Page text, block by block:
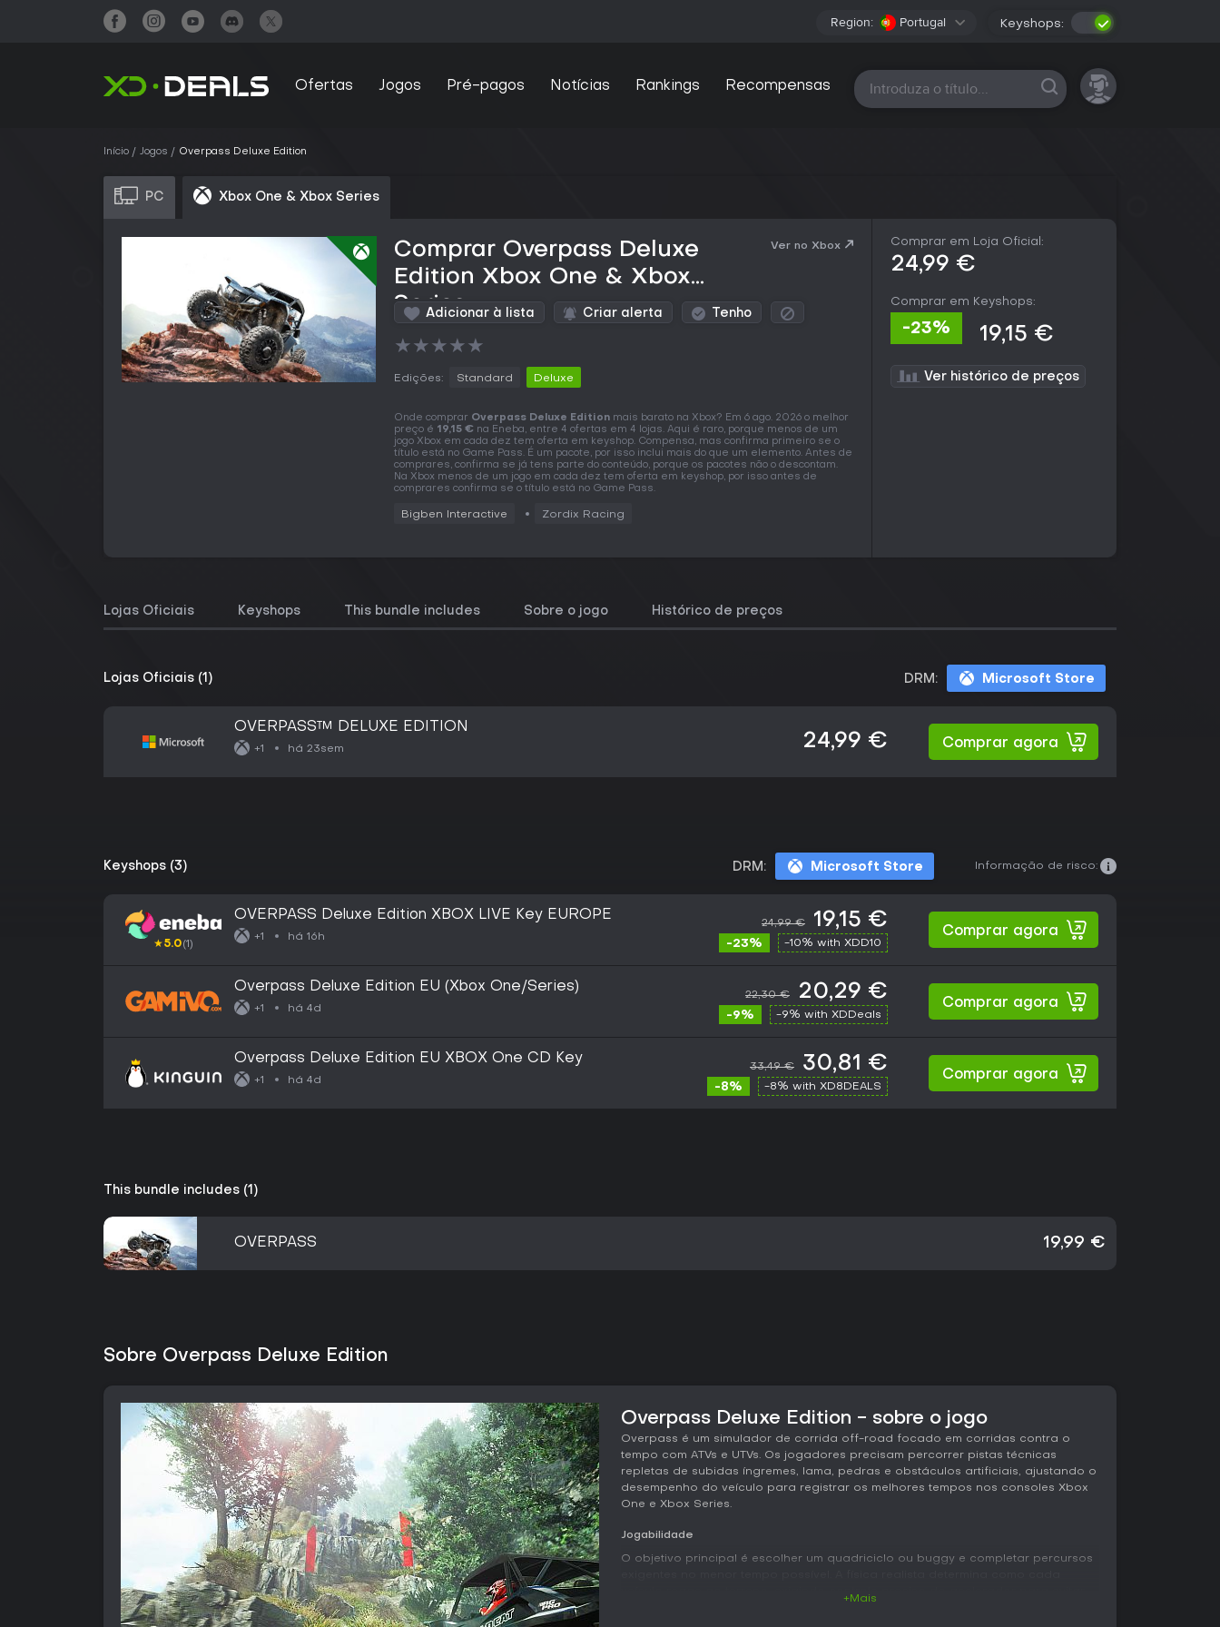
Region: Portugal Keyshops:
Ofertas Jogos Pré-pagos Notícias Rankings Recompensas Todas as plataformas
Início Jogos Overpass Deluxe Edition
PC Xbox One & Xbox Series
Comprar Overpass Deluxe
Edition Xbox One & Xbox
Series
Ver no Xbox
Adicionar à lista Criar alerta Tenho
★★★★★
Edições: Standard Deluxe
Onde comprar Overpass Deluxe Edition mais barato na Xbox? Em 6 ago. 2026 o melhor
preço é 19,15 € na Eneba, entre 4 ofertas em 4 lojas. Aqui é raro, porque menos de um
jogo Xbox em cada dez tem oferta em keyshop. Compensa, mas confirma primeiro se o
título está no Game Pass. É um pacote, por isso inclui mais do que um elemento. Antes de
comprares, confirma se já tens parte do conteúdo, porque os pacotes não o descontam.
Na Xbox menos de um jogo em cada dez tem oferta em keyshop, por isso antes de
comprares confirma se o título está no Game Pass.
Bigben Interactive Zordix Racing
Comprar em Loja Oficial:
24,99 €
Comprar em Keyshops:
-23% 19,15 €
Ver histórico de preços
Lojas Oficiais Keyshops This bundle includes Sobre o jogo Histórico de preços
Lojas Oficiais (1) DRM: Microsoft Store
OVERPASS™ DELUXE EDITION
+1 há 23sem 24,99 € Comprar agora
Keyshops (3) DRM: Microsoft Store Informação de risco:
★5.0(1)
OVERPASS Deluxe Edition XBOX LIVE Key EUROPE
+1 há 16h
24,99 € 19,15 €
-23% -10% with XDD10
Comprar agora
Overpass Deluxe Edition EU (Xbox One/Series)
+1 há 4d
22,30 € 20,29 €
-9% -9% with XDDeals
Comprar agora
Overpass Deluxe Edition EU XBOX One CD Key
+1 há 4d
33,49 € 30,81 €
-8% -8% with XD8DEALS
Comprar agora
This bundle includes (1)
OVERPASS 19,99 €
Sobre Overpass Deluxe Edition
Overpass Deluxe Edition - sobre o jogo
Overpass é um simulador de corrida off-road focado em corridas contra o
tempo com ATVs e UTVs. Os jogadores precisam percorrer pistas técnicas
repletas de subidas íngremes, lama, pedras e obstáculos artificiais, ajustando o
desempenho do veículo para registrar os melhores tempos nos consoles Xbox
One e Xbox Series.
Jogabilidade
O objetivo principal é escolher um quadriciclo ou buggy e completar percursos
+Mais